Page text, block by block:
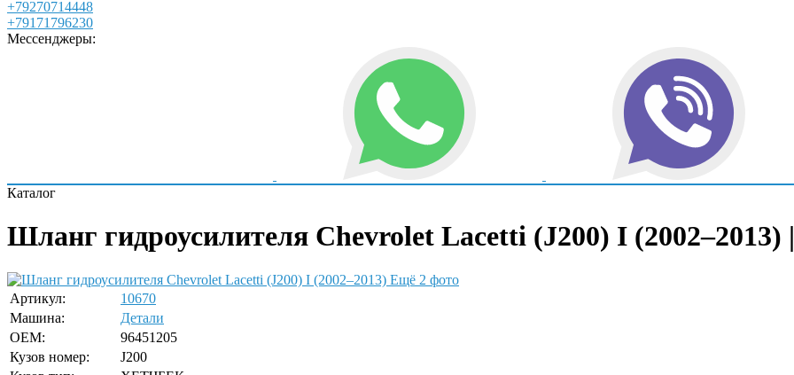
+79270714448
+79171796230
Мессенджеры:
Каталог
Шланг гидроусилителя Chevrolet Lacetti (J200) I (2002–2013)
Ещё 2 фото
Артикул:
10670
Машина:
Детали
OEM:
96451205
Кузов номер:
J200